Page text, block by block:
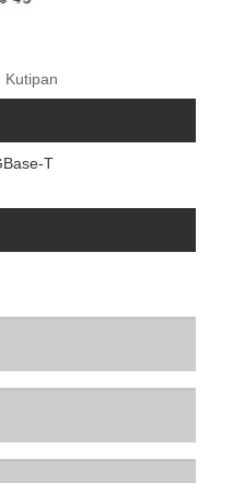
Kutipan
T